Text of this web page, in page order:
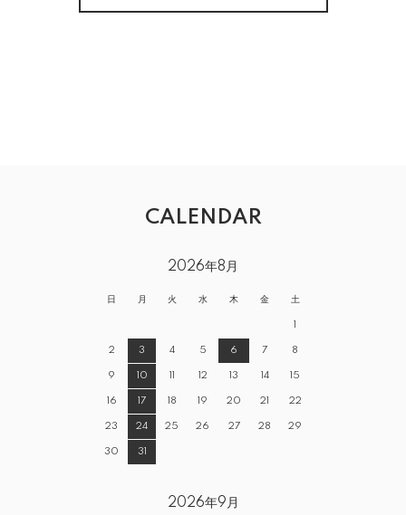
CALENDAR
2026年8月
日 月 火 水 木 金 土
2 3 4 5 6 7 8
9 10 12 13 14 15
16 17 18 19 20 21 22
23 24 25 26 27 28 29
30 31
2026年9月